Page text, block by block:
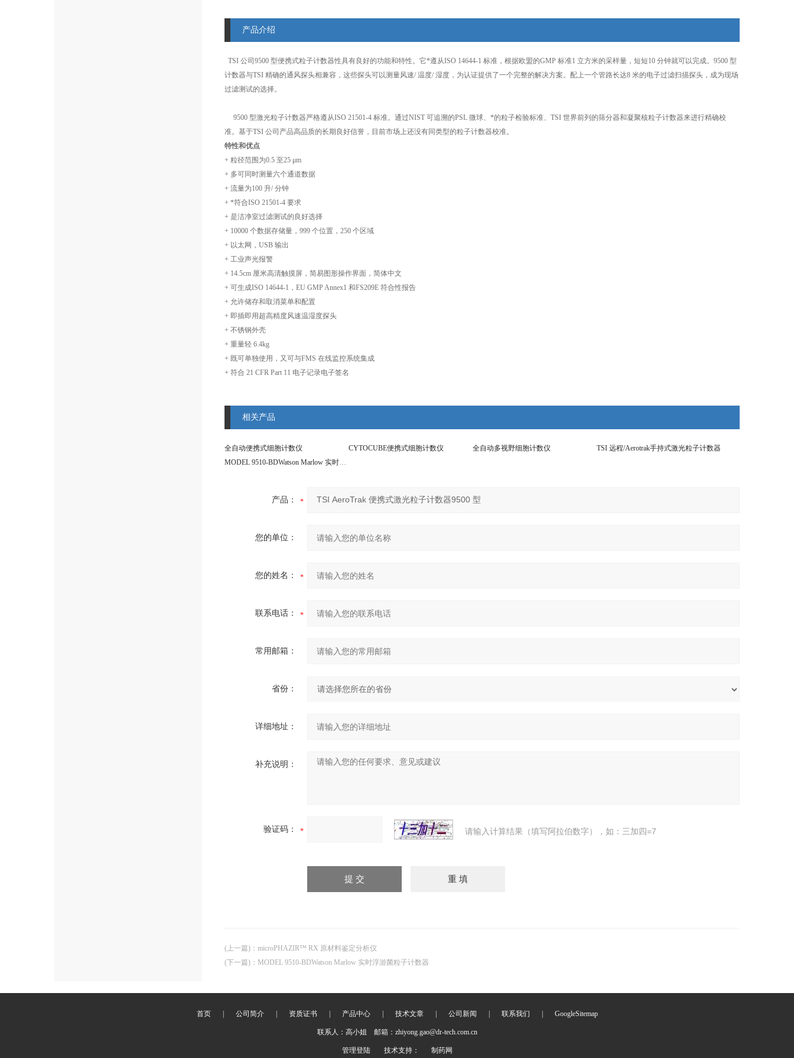
产品介绍
TSI 公司9500 型便携式粒子计数器性具有良好的功能和特性。它*遵从ISO 14644-1 标准，根据欧盟的GMP 标准1 立方米的采样量，短短10 分钟就可以完成。9500 型
计数器与TSI 精确的通风探头相兼容，这些探头可以测量风速/ 温度/ 湿度，为认证提供了一个完整的解决方案。配上一个管路长达8 米的电子过滤扫描探头，成为现场
过滤测试的选择。
9500 型激光粒子计数器严格遵从ISO 21501-4 标准。通过NIST 可追溯的PSL 微球、*的粒子检验标准、TSI 世界前列的筛分器和凝聚核粒子计数器来进行精确校
准。基于TSI 公司产品高品质的长期良好信誉，目前市场上还没有同类型的粒子计数器校准。
特性和优点
+ 粒径范围为0.5 至25 μm
+ 多可同时测量六个通道数据
+ 流量为100 升/ 分钟
+ *符合ISO 21501-4 要求
+ 是洁净室过滤测试的良好选择
+ 10000 个数据存储量，999 个位置，250 个区域
+ 以太网，USB 输出
+ 工业声光报警
+ 14.5cm 厘米高清触摸屏，简易图形操作界面，简体中文
+ 可生成ISO 14644-1，EU GMP Annex1 和FS209E 符合性报告
+ 允许储存和取消菜单和配置
+ 即插即用超高精度风速温湿度探头
+ 不锈钢外壳
+ 重量轻 6.4kg
+ 既可单独使用，又可与FMS 在线监控系统集成
+ 符合 21 CFR Part 11 电子记录电子签名
相关产品
全自动便携式细胞计数仪 CYTOCUBE便携式细胞计数仪 全自动多视野细胞计数仪
TSI 远程/Aerotrak手持式激光粒子计数器
MODEL 9510-BDWatson Marlow 实时浮游菌粒子计数器
产品：
您的单位：
您的姓名：
联系电话：
常用邮箱：
省份：
详细地址：
补充说明：
验证码： 请输入计算结果（填写阿拉伯数字），如：三加四=7
(上一篇) ： microPHAZIR™ RX 原材料鉴定分析仪
(下一篇) ： MODEL 9510-BDWatson Marlow 实时浮游菌粒子计数器
首页 公司简介 资质证书 产品中心 技术文章 公司新闻 联系我们 GoogleSitemap
联系人：高小姐 邮箱：zhiyong.gao@dr-tech.com.cn
管理登陆 技术支持： 制药网